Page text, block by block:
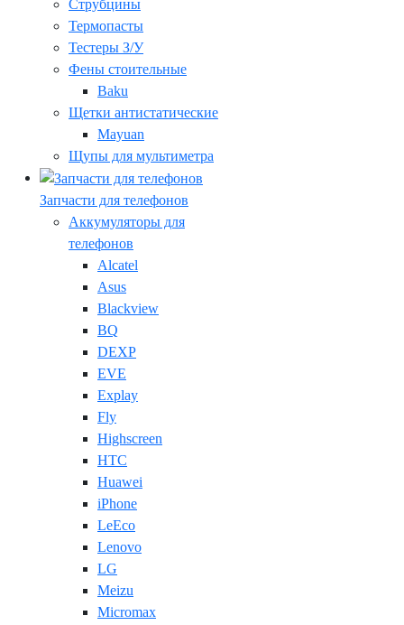
Струбцины
Термопасты
Тестеры З/У
Фены стоительные
Baku
Щетки антистатические
Mayuan
Щупы для мультиметра
Запчасти для телефонов
Аккумуляторы для
телефонов
Alcatel
Asus
Blackview
BQ
DEXP
EVE
Explay
Fly
Highscreen
HTC
Huawei
iPhone
LeEco
Lenovo
LG
Meizu
Micromax